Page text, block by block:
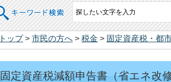
キーワード検索
トップ> 市民の方へ > 税金 > 固定資産税・都
固定資産税減額申告書（省エネ改修